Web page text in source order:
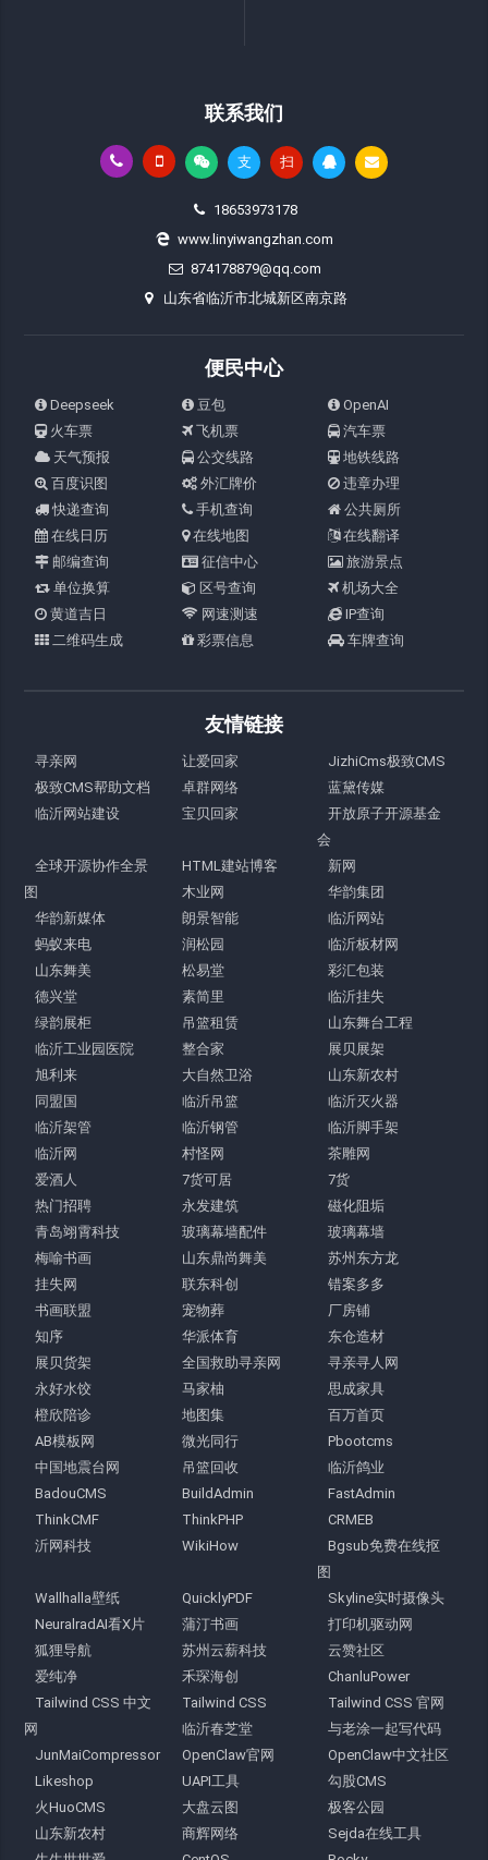
联系我们
支 扫
18653973178
www.linyiwangzhan.com
874178879@qq.com
山东省临沂市北城新区南京路
便民中心
Deepseek 豆包
OpenAI
火车票
飞机票
汽车票
天气预报
公交线路
地铁线路
百度识图
外汇牌价
违章办理
快递查询
手机查询
公共厕所
在线日历
在线地图
在线翻译
邮编查询
征信中心
旅游景点
单位换算
区号查询
机场大全
黄道吉日
网速测速
IP查询
二维码生成
彩票信息 车牌查询
友情链接
寻亲网 让爱回家
JizhiCms极致CMS
极致CMS帮助文档
卓群网络
蓝黛传媒
临沂网站建设
宝贝回家
开放原子开源基金
会
全球开源协作全景
图
HTML建站博客
新网
木业网
华韵集团
华韵新媒体
朗景智能
临沂网站
蚂蚁来电
润松园
临沂板材网
山东舞美
松易堂
彩汇包装
德兴堂
素简里
临沂挂失
绿韵展柜
吊篮租赁
山东舞台工程
临沂工业园医院
整合家
展贝展架
旭利来
大自然卫浴
山东新农村
同盟国
临沂吊篮
临沂灭火器
临沂架管
临沂钢管
临沂脚手架
临沂网
村怪网
茶雕网
爱酒人
7货可居
7货
热门招聘
永发建筑
磁化阻垢
青岛翊霄科技
玻璃幕墙配件
玻璃幕墙
梅喻书画
山东鼎尚舞美
苏州东方龙
挂失网
联东科创
错案多多
书画联盟
宠物葬
厂房铺
知序
华派体育
东仓造材
展贝货架
全国救助寻亲网
寻亲寻人网
永好水饺
马家柚
思成家具
橙欣陪诊
地图集
百万首页
AB模板网
微光同行
Pbootcms
中国地震台网
吊篮回收
临沂鸽业
BadouCMS
BuildAdmin
FastAdmin
ThinkCMF
ThinkPHP
CRMEB
沂网科技
WikiHow
Bgsub免费在线抠
图
Wallhalla壁纸
QuicklyPDF
Skyline实时摄像头
NeuralradAI看X片
蒲汀书画
打印机驱动网
狐狸导航
苏州云薪科技
云赞社区
爱纯净
禾琛海创
ChanluPower
Tailwind CSS 中文
网
Tailwind CSS
Tailwind CSS 官网
临沂春芝堂
与老涂一起写代码
JunMaiCompressor
OpenClaw官网
OpenClaw中文社区
Likeshop
UAPI工具
勾股CMS
火HuoCMS
大盘云图
极客公园
山东新农村
商辉网络
Sejda在线工具